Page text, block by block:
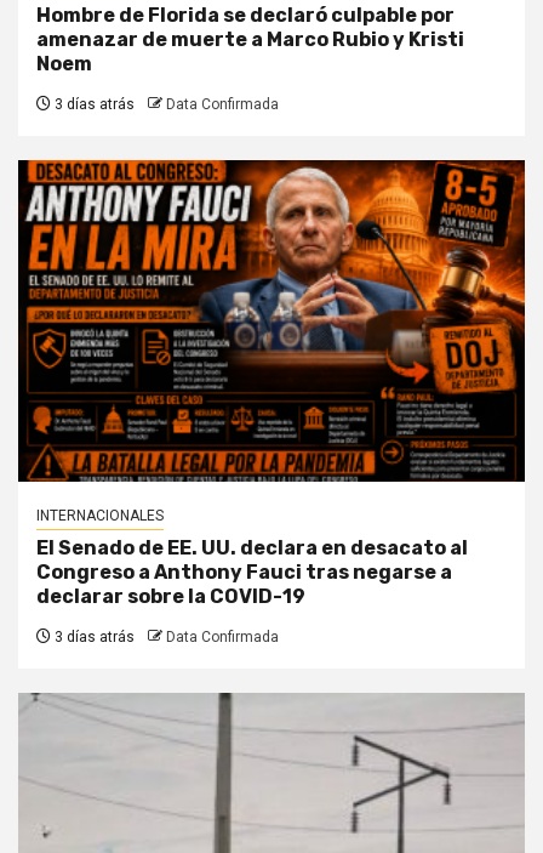
Hombre de Florida se declaró culpable por
amenazar de muerte a Marco Rubio y Kristi
Noem
3 días atrás Data Confirmada
INTERNACIONALES
El Senado de EE. UU. declara en desacato al
Congreso a Anthony Fauci tras negarse a
declarar sobre la COVID-19
3 días atrás Data Confirmada